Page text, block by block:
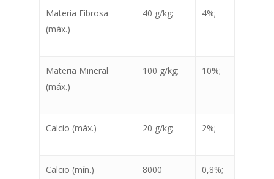
Materia Fibrosa
(máx.)
40 g/kg; 4%;
Materia Mineral
(máx.)
100 g/kg; 10%;
Calcio (máx.) 20 g/kg; 2%;
Calcio (mín.)
8000
0,8%;